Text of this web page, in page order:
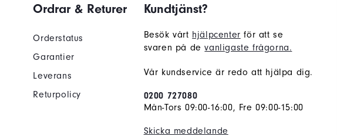
Ordrar & Returer
Orderstatus
Garantier
Leverans
Returpolicy
Kundtjänst?
Besök vårt hjälpcenter för att se
svaren på devanligaste frågorna.
Vår kundservice är redo att hjälpa dig.
0200 727080
Mån-Tors 09:00-16:00, Fre 09:00-15:00
Skicka meddelande